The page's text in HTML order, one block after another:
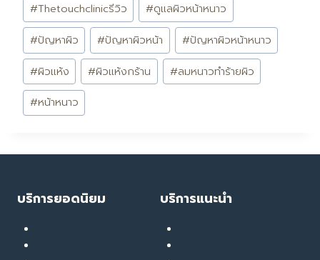
#Thetouchclinicรีวิว #ดูแลผิวหน้าหนาว
#ปัญหาผิว #ปัญหาผิวหน้า #ปัญหาผิวหน้าหนาว
#ผิวแห้ง #ผิวแห้งกร้าน #ลมหนาวทำร้ายผิว
#หน้าหนาว
บริการยอดนิยม บริการแนะนำ